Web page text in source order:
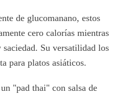
de glucomanano, estos
cero calorías mientras
Su versatilidad los
para platos asiáticos.
"pad thai" con salsa de